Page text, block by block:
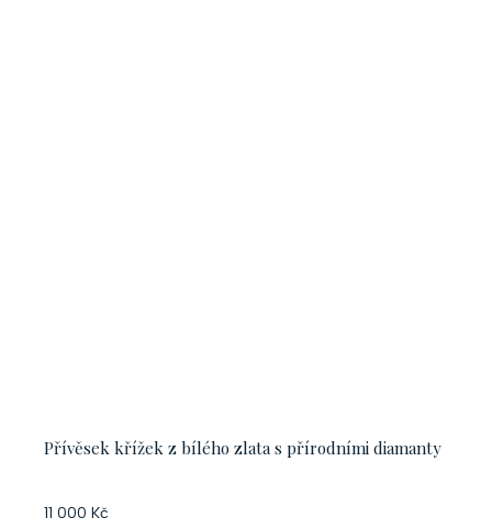
Přívěsek křížek z bílého zlata s přírodními diamanty
11 000 Kč